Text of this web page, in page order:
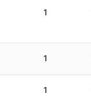
1
1
1